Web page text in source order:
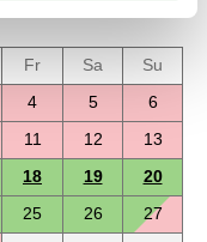
Fr Sa
Su
4 5
6
11 12
13
18 19
20
25 26
27